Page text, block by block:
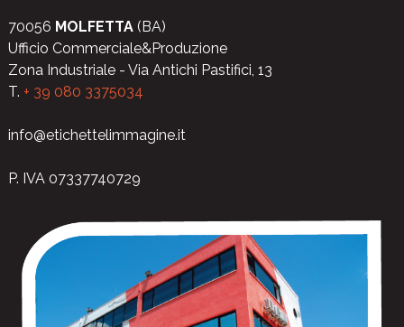
70056 MOLFETTA(BA)
Ufficio Commerciale&Produzione
Zona Industriale - Via Antichi Pastifici, 13
T. + 39 080 3375034
info@etichettelimmagine.it
P. IVA 07337740729